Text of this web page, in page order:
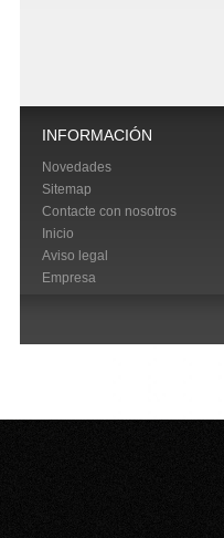
INFORMACIÓN
Novedades
Sitemap
Contacte con nosotros
Inicio
Aviso legal
Empresa